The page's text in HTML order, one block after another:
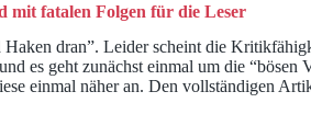
mit fatalen Folgen für die Leser
dran”. Leider scheint die
es geht zunächst einmal um die
einmal näher an. Den vollständigen